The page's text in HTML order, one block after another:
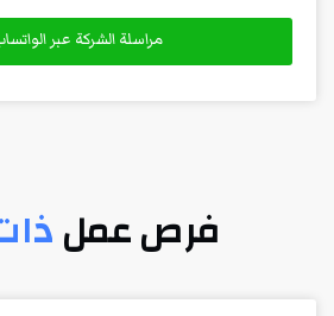
مراسلة الشركة عبر
فرص عمل